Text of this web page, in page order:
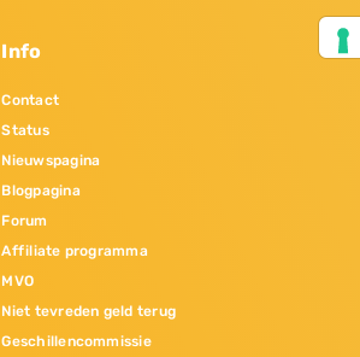
Info
Contact
Status
Nieuwspagina
Blogpagina
Forum
Affiliate programma
MVO
Niet tevreden geld terug
Geschillencommissie